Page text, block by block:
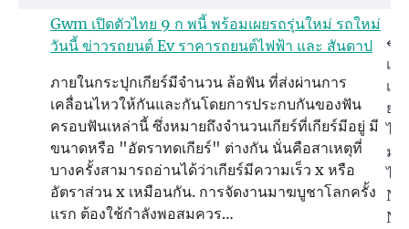
Gwm เปิดตัวไทย 9 ก พนี้ พร้อมเผยรถรุ่นใหม่ รถใหม่
วันนี้ ข่าวรถยนต์ Ev ราคารถยนต์ไฟฟ้า และ สันดาป
ภายในกระปุกเกียร์มีจำนวน ล้อฟัน ที่ส่งผ่านการ
เคลื่อนไหวให้กันและกันโดยการประกบกันของฟัน
ครอบฟันเหล่านี้ ซึ่งหมายถึงจำนวนเกียร์ที่เกียร์มีอยู่ มี
ขนาดหรือ "อัตราทดเกียร์" ต่างกัน นั่นคือสาเหตุที่
บางครั้งสามารถอ่านได้ว่าเกียร์มีความเร็ว x หรือ
อัตราส่วน x เหมือนกัน. การจัดงานมาฆบูชาโลกครั้ง
แรก ต้องใช้กำลังพอสมควร…
Post
navigation
⟵
เท
เกี่
ยา
ไฟ
มอ
ไฟ